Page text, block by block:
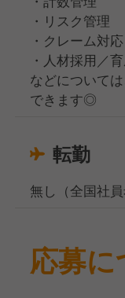
・リスク管理
・クレーム対応
・人材採用／
などについて
できます◎
転勤
無し（全国社員
応募に